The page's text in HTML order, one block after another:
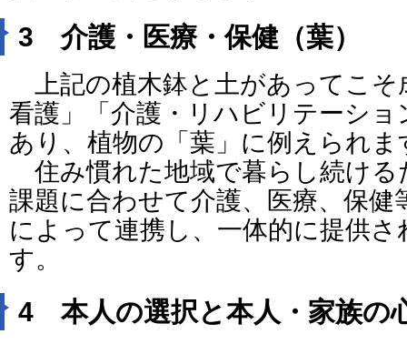
3 介護・医療・保健（葉）
上記の植木鉢と土があってこそ
看護」「介護・リハビリテーショ
あり、植物の「葉」に例えられま
住み慣れた地域で暮らし続ける
課題に合わせて介護、医療、保
によって連携し、一体的に提供
す。
4 本人の選択と本人・家族の